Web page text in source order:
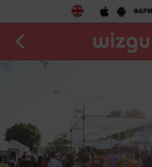
50 BEST
AGENDA